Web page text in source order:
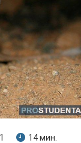
14 мин.